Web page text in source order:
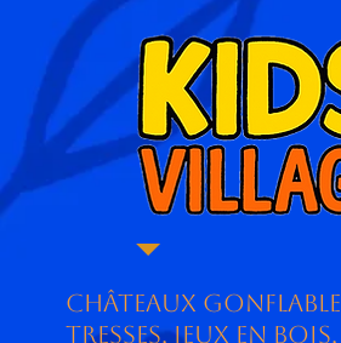
Châteaux
tresses, jeux en bois,